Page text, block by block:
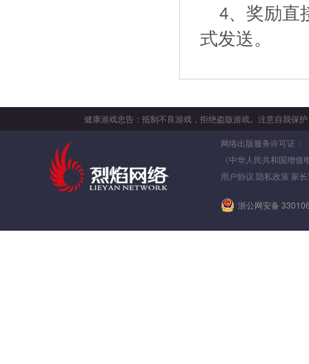
4、奖励直
式发送。
健康游戏忠告：抵制不良游戏，拒绝盗版游戏。注意自我保
网络出版服务许可证：
《中华人民共和国增
用户协议 隐私政策 家
浙公网安备